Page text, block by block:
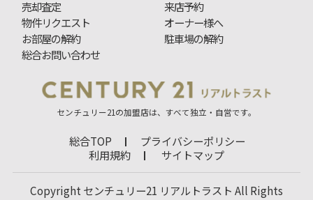
売却査定
来店予約
物件リクエスト
オーナー様へ
お部屋の解約
駐車場の解約
総合お問い合わせ
センチュリー21の加盟店は、すべて独立・自営です。
総合TOP
プライバシーポリシー
利用規約
サイトマップ
Copyright センチュリー21 リアルトラスト All Rights